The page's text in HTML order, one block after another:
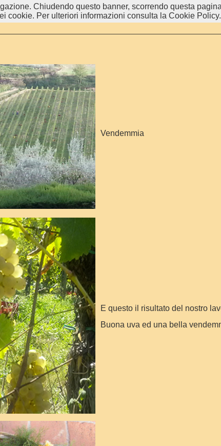
Vendemmia
E questo il risultato del nostro
Buona uva ed una bella
Chiudendo questo banner, scorrendo questa
cookie. Per ulteriori informazioni consulta la Cookie Policy.